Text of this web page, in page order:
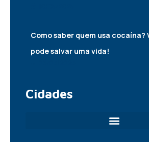
Como saber quem usa cocaína?
pode salvar uma vida!
Cidades